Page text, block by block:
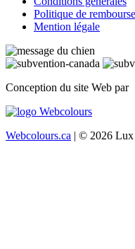
Politique de
Mention légale
Conception du site Web par
Webcolours.ca | © 2026 Lux